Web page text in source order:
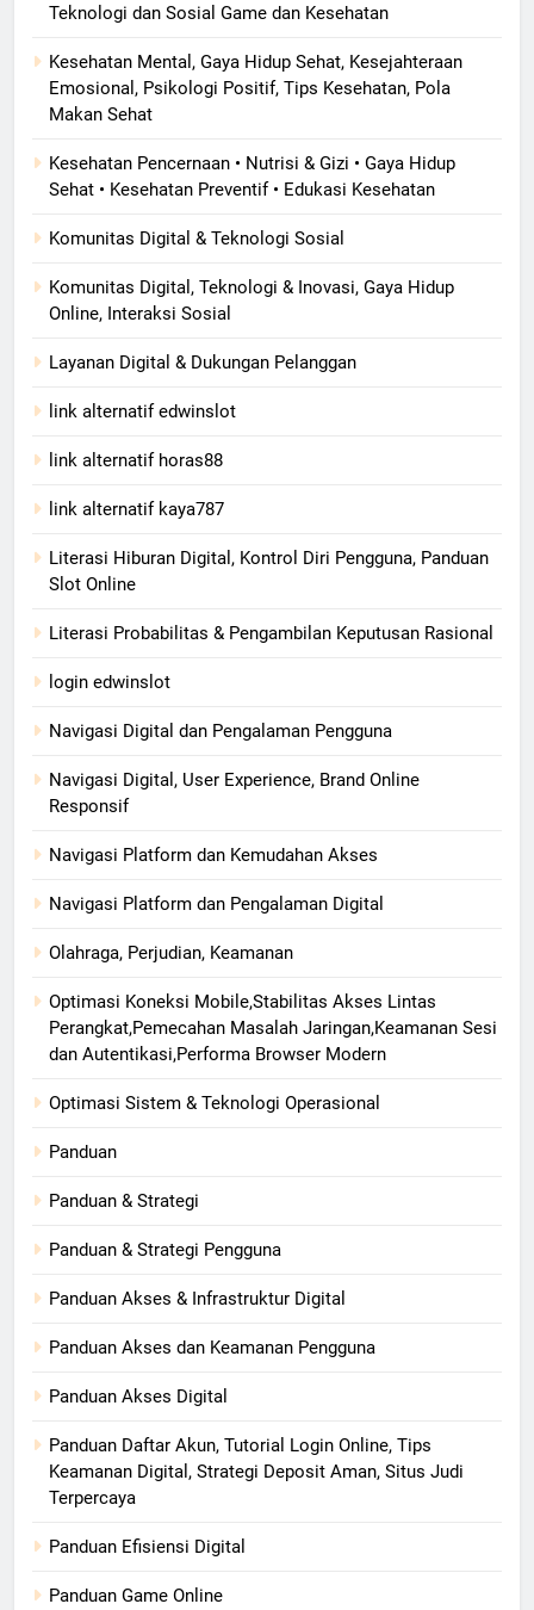
Teknologi dan Sosial Game dan Kesehatan
Kesehatan Mental, Gaya Hidup Sehat, Kesejahteraan
Emosional, Psikologi Positif, Tips Kesehatan, Pola
Makan Sehat
Kesehatan Pencernaan • Nutrisi & Gizi • Gaya Hidup
Sehat • Kesehatan Preventif • Edukasi Kesehatan
Komunitas Digital & Teknologi Sosial
Komunitas Digital, Teknologi & Inovasi, Gaya Hidup
Online, Interaksi Sosial
Layanan Digital & Dukungan Pelanggan
link alternatif edwinslot
link alternatif horas88
link alternatif kaya787
Literasi Hiburan Digital, Kontrol Diri Pengguna, Panduan
Slot Online
Literasi Probabilitas & Pengambilan Keputusan Rasional
login edwinslot
Navigasi Digital dan Pengalaman Pengguna
Navigasi Digital, User Experience, Brand Online
Responsif
Navigasi Platform dan Kemudahan Akses
Navigasi Platform dan Pengalaman Digital
Olahraga, Perjudian, Keamanan
Optimasi Koneksi Mobile,Stabilitas Akses Lintas
Perangkat,Pemecahan Masalah Jaringan,Keamanan Sesi
dan Autentikasi,Performa Browser Modern
Optimasi Sistem & Teknologi Operasional
Panduan
Panduan & Strategi
Panduan & Strategi Pengguna
Panduan Akses & Infrastruktur Digital
Panduan Akses dan Keamanan Pengguna
Panduan Akses Digital
Panduan Daftar Akun, Tutorial Login Online, Tips
Keamanan Digital, Strategi Deposit Aman, Situs Judi
Terpercaya
Panduan Efisiensi Digital
Panduan Game Online